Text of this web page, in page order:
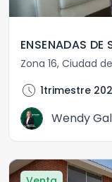
ENSENADAS
Zona 16, Ciudad
schedule 1trimestre
Wendy